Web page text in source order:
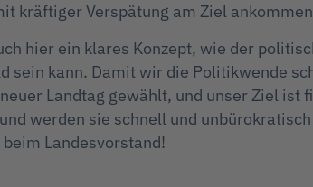
kräftiger Verspätung am Ziel
hier ein klares Konzept, wie der
sein kann. Damit wir die Politikwende
Landtag gewählt, und unser Ziel ist
werden sie schnell und
Landesvorstand!